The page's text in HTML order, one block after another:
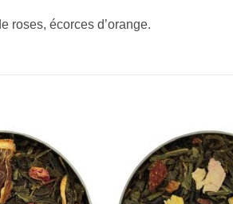
roses, écorces d’orange.
Add to
Wishlist